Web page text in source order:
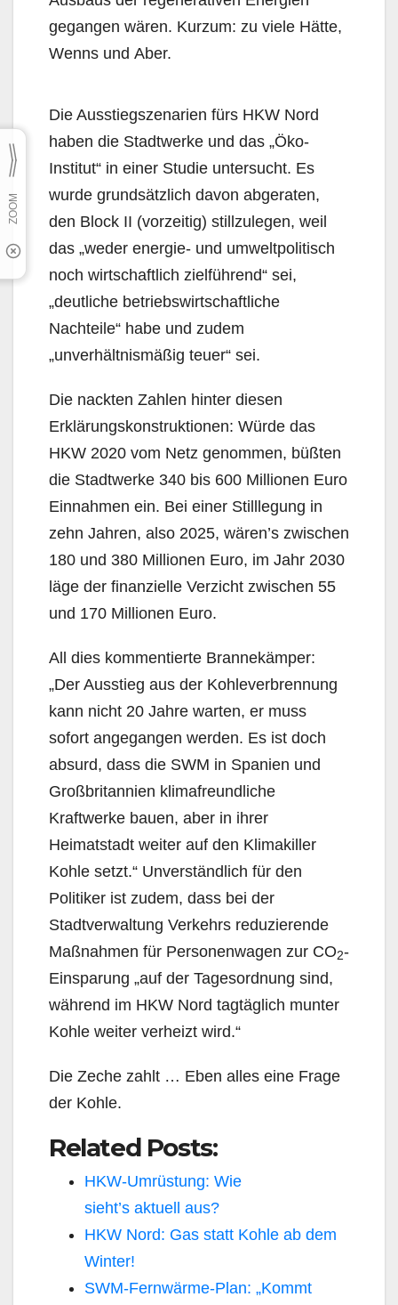
gegangen wären. Kurzum: zu viele Hätte,
Wenns und Aber.
Die Ausstiegszenarien fürs HKW Nord
haben die Stadtwerke und das „Öko-
Institut“ in einer Studie untersucht. Es
wurde grundsätzlich davon abgeraten,
den Block II (vorzeitig) stillzulegen, weil
das „weder energie- und umweltpolitisch
noch wirtschaftlich zielführend“ sei,
„deutliche betriebswirt­schaftliche
Nachteile“ habe und zudem
„unverhältnismäßig teuer“ sei.
Die nackten Zahlen hinter diesen
Erklärungskonstruktionen: Würde das
HKW 2020 vom Netz genommen, büßten
die Stadtwerke 340 bis 600 Millionen Euro
Einnahmen ein. Bei einer Stilllegung in
zehn Jahren, also 2025, wären’s zwischen
180 und 380 Millionen Euro, im Jahr 2030
läge der finanzielle Verzicht zwischen 55
und 170 Millionen Euro.
All dies kommentierte Brannekämper:
„Der Ausstieg aus der Kohleverbrennung
kann nicht 20 Jahre warten, er muss
sofort angegangen werden. Es ist doch
absurd, dass die SWM in Spanien und
Großbritannien klimafreundliche
Kraftwerke bauen, aber in ihrer
Heimatstadt weiter auf den Klimakiller
Kohle setzt.“ Unverständlich für den
Politiker ist zudem, dass bei der
Stadtverwaltung Verkehrs reduzierende
Maßnahmen für Personenwagen zur CO2-
Einsparung „auf der Tagesordnung sind,
während im HKW Nord tagtäglich munter
Kohle weiter verheizt wird.“
Die Zeche zahlt … Eben alles eine Frage
der Kohle.
Related Posts:
HKW-Umrüstung: Wie
sieht’s aktuell aus?
HKW Nord: Gas statt Kohle ab dem
Winter!
SWM-Fernwärme-Plan: „Kommt